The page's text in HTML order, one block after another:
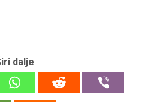
dalje